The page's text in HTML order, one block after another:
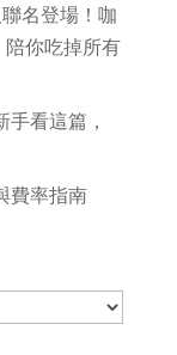
名登場！咖
你吃掉所有
手看這篇，
費率指南